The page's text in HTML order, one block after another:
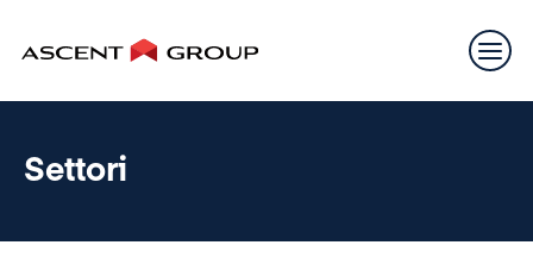
Settori